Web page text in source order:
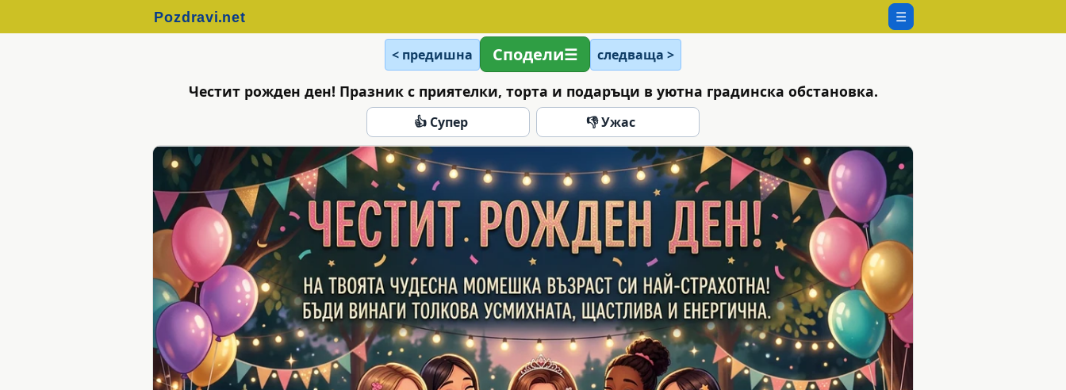
☰
< предишна Сподели следваща >
Честит рожден ден! Празник с приятелки, торта и подаръци в уютна градинска обстановка.
👍 Супер 👎 Ужас